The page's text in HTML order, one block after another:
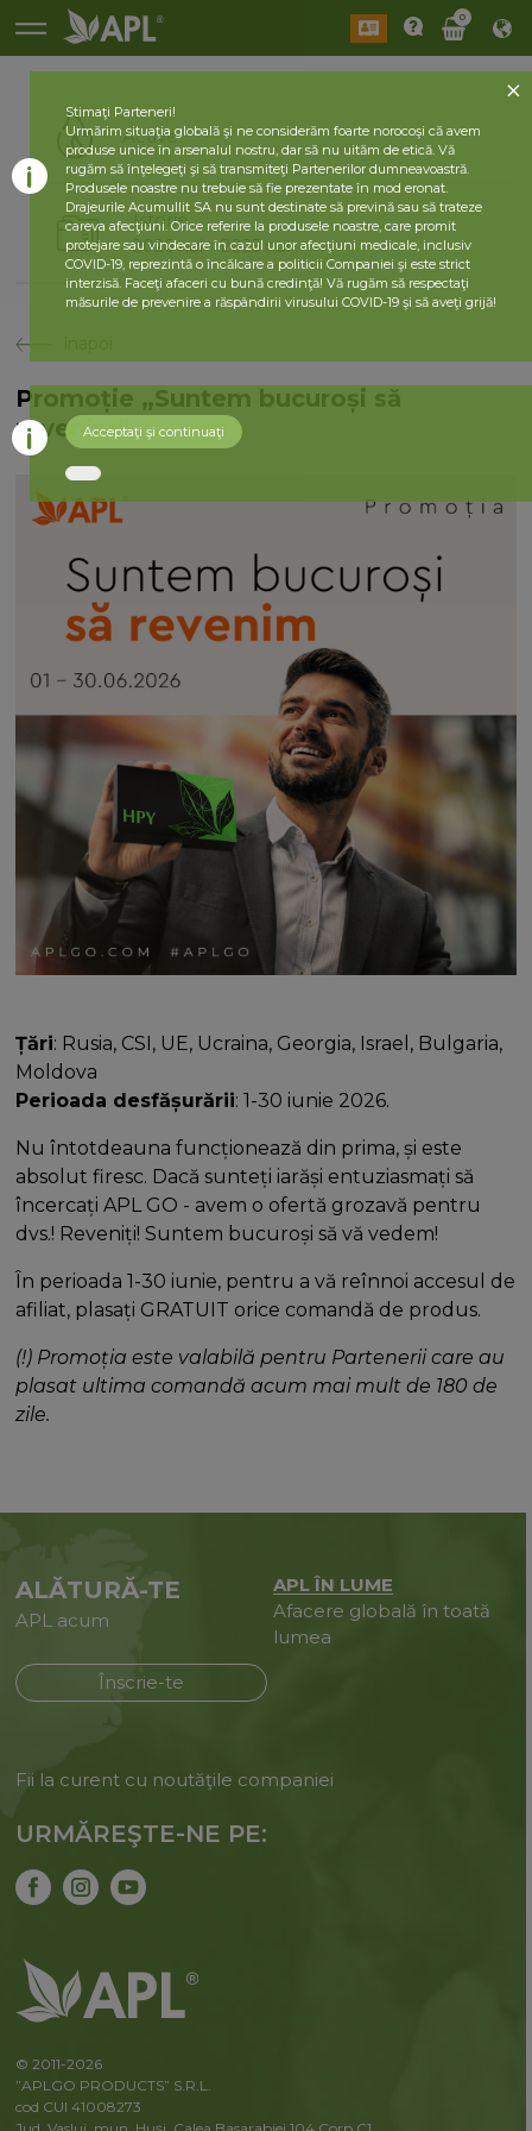
0
Active
Istorie
2026 nul 2025 nul
Promoție „Suntem bucuroși să
revenim”
Țări: Rusia, CSI, UE, Ucraina, Georgia, Israel, Bulgaria,
Moldova
Perioada desfășurării: 1-30 iunie 2026.
Nu întotdeauna funcționează din prima, și este
absolut firesc. Dacă sunteți iarăși entuziasmați să
încercați APL GO - avem o ofertă grozavă pentru
dvs.! Reveniți! Suntem bucuroși să vă vedem!
În perioada 1-30 iunie, pentru a vă reînnoi accesul de
afiliat, plasați GRATUIT orice comandă de produs.
(!) Promoția este valabilă pentru Partenerii care au
plasat ultima comandă acum mai mult de 180 de
zile.
ALĂTURĂ-TE
APL acum
Înscrie-te
APL ÎN LUME
Afacere globală în toată
lumea
Fii la curent cu noutăţile companiei
URMĂREŞTE-NE PE:
© 2011-2026
”APLGO PRODUCTS” S.R.L.
cod CUI 41008273
Stimaţi Parteneri!
Urmărim situaţia globală şi ne considerăm foarte norocoşi că avem
produse unice în arsenalul nostru, dar să nu uităm de etică. Vă
rugăm să înţelegeţi şi să transmiteţi Partenerilor dumneavoastră.
Produsele noastre nu trebuie să fie prezentate în mod eronat.
Drajeurile Acumullit SA nu sunt destinate să prevină sau să trateze
careva afecţiuni. Orice referire la produsele noastre, care promit
protejare sau vindecare în cazul unor afecţiuni medicale, inclusiv
COVID-19, reprezintă o încălcare a politicii Companiei şi este strict
interzisă. Faceţi afaceri cu bună credinţă! Vă rugăm să respectaţi
măsurile de prevenire a răspândirii virusului COVID-19 şi să aveţi grijă!
Acceptaţi şi continuaţi